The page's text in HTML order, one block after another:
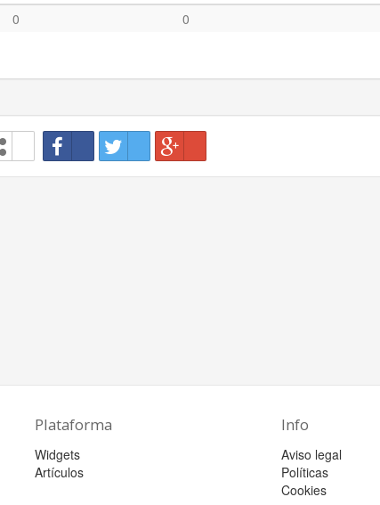
0 0
Plataforma
Widgets
Artículos
Info
Aviso legal
Políticas
Cookies